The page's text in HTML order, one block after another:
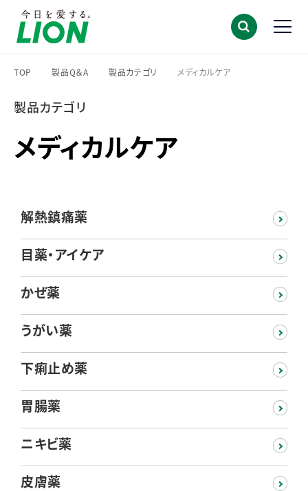
TOP
製品Q＆A
製品カテゴリ
メディカルケア
製品カテゴリ
メディカルケア
解熱鎮痛薬
目薬・アイケア
かぜ薬
うがい薬
下痢止め薬
胃腸薬
ニキビ薬
皮膚薬